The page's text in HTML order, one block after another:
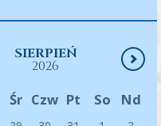
SIERPIEŃ
2026
Śr Czw Pt So Nd